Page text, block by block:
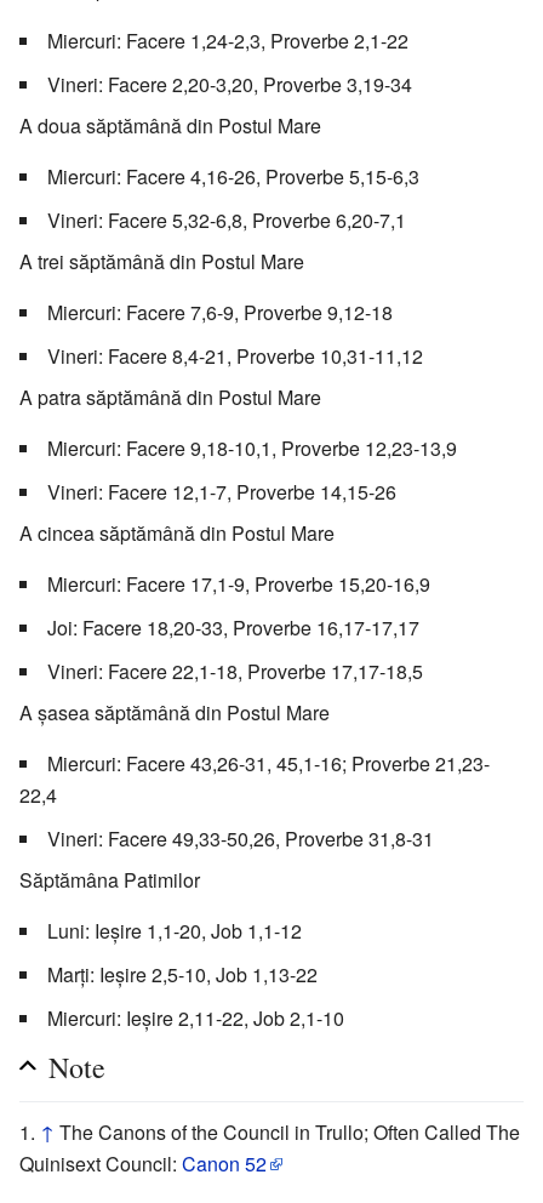
Miercuri: Facere 1,24-2,3, Proverbe 2,1-22
Vineri: Facere 2,20-3,20, Proverbe 3,19-34
A doua săptămână din Postul Mare
Miercuri: Facere 4,16-26, Proverbe 5,15-6,3
Vineri: Facere 5,32-6,8, Proverbe 6,20-7,1
A trei săptămână din Postul Mare
Miercuri: Facere 7,6-9, Proverbe 9,12-18
Vineri: Facere 8,4-21, Proverbe 10,31-11,12
A patra săptămână din Postul Mare
Miercuri: Facere 9,18-10,1, Proverbe 12,23-13,9
Vineri: Facere 12,1-7, Proverbe 14,15-26
A cincea săptămână din Postul Mare
Miercuri: Facere 17,1-9, Proverbe 15,20-16,9
Joi: Facere 18,20-33, Proverbe 16,17-17,17
Vineri: Facere 22,1-18, Proverbe 17,17-18,5
A șasea săptămână din Postul Mare
Miercuri: Facere 43,26-31, 45,1-16; Proverbe 21,23-
22,4
Vineri: Facere 49,33-50,26, Proverbe 31,8-31
Săptămâna Patimilor
Luni: Ieșire 1,1-20, Job 1,1-12
Marți: Ieșire 2,5-10, Job 1,13-22
Miercuri: Ieșire 2,11-22, Job 2,1-10
Note
↑ The Canons of the Council in Trullo; Often Called The
Quinisext Council: Canon 52